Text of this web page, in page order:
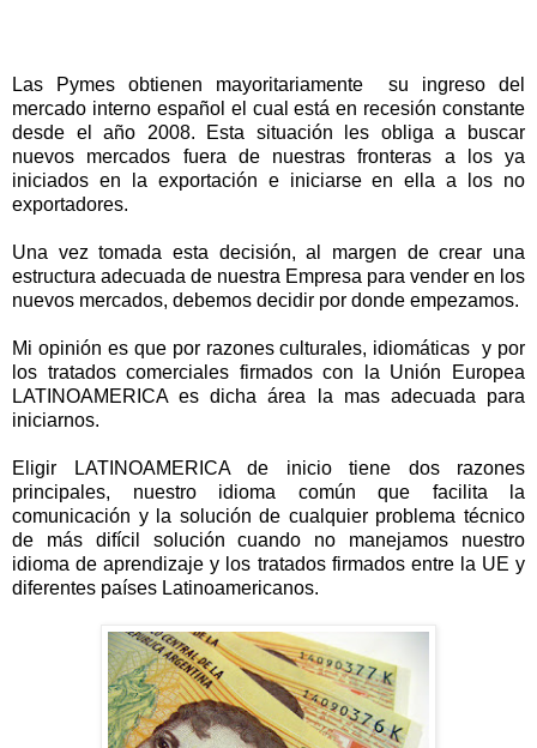
Las Pymes obtienen mayoritariamente su ingreso del
mercado interno español el cual está en recesión constante
desde el año 2008. Esta situación les obliga a buscar
nuevos mercados fuera de nuestras fronteras a los ya
iniciados en la exportación e iniciarse en ella a los no
exportadores.
Una vez tomada esta decisión, al margen de crear una
estructura adecuada de nuestra Empresa para vender en los
nuevos mercados, debemos decidir por donde empezamos.
Mi opinión es que por razones culturales, idiomáticas y por
los tratados comerciales firmados con la Unión Europea
LATINOAMERICA es dicha área la mas adecuada para
iniciarnos.
Eligir LATINOAMERICA de inicio tiene dos razones
principales, nuestro idioma común que facilita la
comunicación y la solución de cualquier problema técnico
de más difícil solución cuando no manejamos nuestro
idioma de aprendizaje y los tratados firmados entre la UE y
diferentes países Latinoamericanos.